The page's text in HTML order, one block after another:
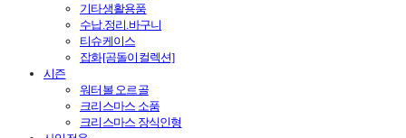
기타생활용품
수납.정리.바구니
티슈케이스
잡화[곰돌이컬렉션]
시즌
워터볼 오르골
크리스마스 소품
크리스마스 장식인형